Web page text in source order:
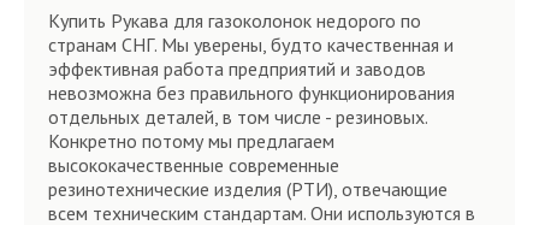
Купить Рукава для газоколонок недорого по
странам СНГ. Мы уверены, будто качественная и
эффективная работа предприятий и заводов
невозможна без правильного функционирования
отдельных деталей, в том числе - резиновых.
Конкретно потому мы предлагаем
высококачественные современные
резинотехнические изделия (РТИ), отвечающие
всем техническим стандартам. Они используются в